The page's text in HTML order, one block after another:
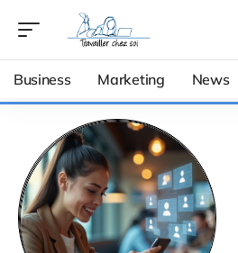
Business Marketing News